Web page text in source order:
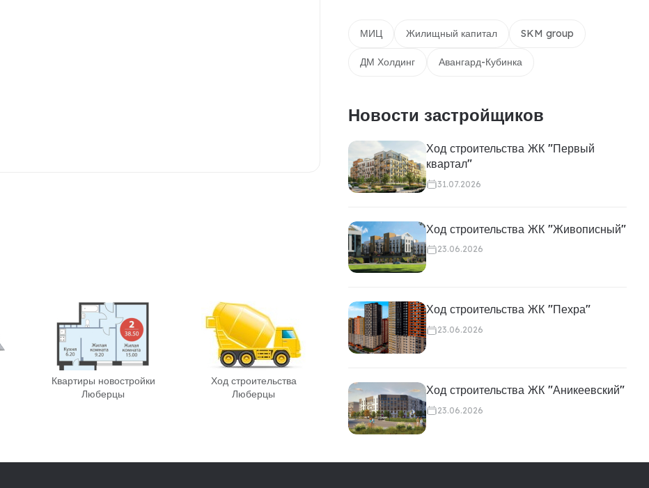
Квартиры новостройки
Люберцы
Ход строительства
Люберцы
МИЦ Жилищный капитал SKM group
ДМ Холдинг Авангард-Кубинка
Новости застройщиков
Ход строительства ЖК "Первый
квартал"
31.07.2026
Ход строительства ЖК "Живописный"
23.06.2026
Ход строительства ЖК "Пехра"
23.06.2026
Ход строительства ЖК "Аникеевский"
23.06.2026